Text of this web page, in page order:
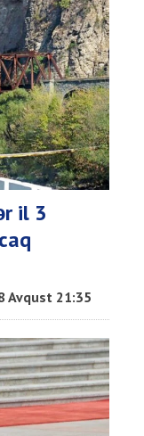
il 3
Avqust 21:35